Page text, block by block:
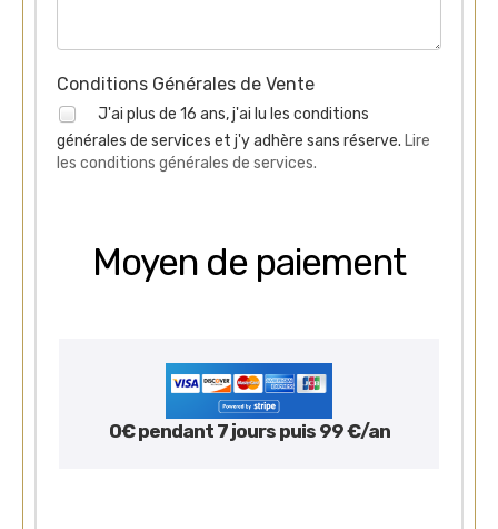
Conditions Générales de Vente
J'ai plus de 16 ans, j'ai lu les conditions
générales de services et j'y adhère sans réserve. Lire
les conditions générales de services.
Moyen de paiement
0€ pendant 7 jours puis 99 €/an